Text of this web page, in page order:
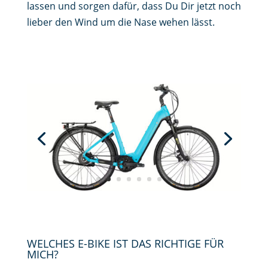
lassen und sorgen dafür, dass Du Dir jetzt noch
lieber den Wind um die Nase wehen lässt.
WELCHES E-BIKE IST DAS RICHTIGE FÜR
MICH?